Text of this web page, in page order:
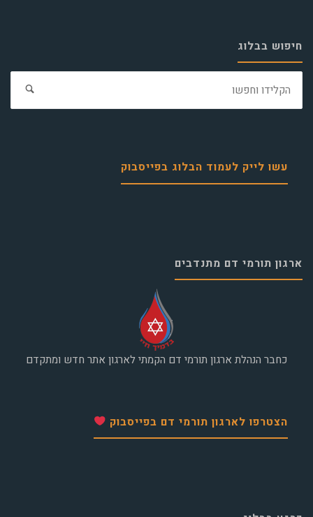
חיפוש בבלוג
עשו לייק לעמוד הבלוג בפייסבוק
ארגון תורמי דם מתנדבים
כחבר הנהלת ארגון תורמי דם הקמתי לארגון אתר חדש ומתקדם
הצטרפו לארגון תורמי דם בפייסבוק